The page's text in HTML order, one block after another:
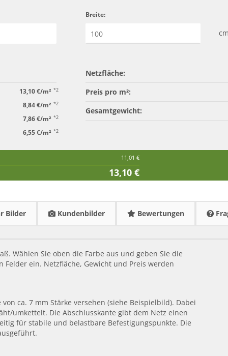
Breite:
13,10 €/m² *2
8,84 €/m² *2
7,86 €/m² *2
6,55 €/m² *2
Netzfläche:
Preis pro m²:
Gesamtgewicht:
11,01 €
13,10 €
Bilder Kundenbilder Bewertungen
Wählen Sie oben die Farbe aus und geben Sie die
ein. Netzfläche, Gewicht und Preis werden
ca. 7 mm Stärke versehen (siehe Beispielbild). Dabei
umkettelt. Die Abschlusskante gibt dem Netz einen
für stabile und belastbare Befestigungspunkte. Die